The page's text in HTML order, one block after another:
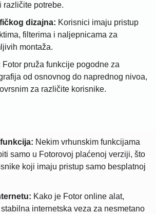
različite potrebe.
dizajna: Korisnici imaju pristup
filterima i naljepnicama za
montaža.
Fotor pruža funkcije pogodne za
od osnovnog do naprednog nivoa,
za različite korisnike.
Nekim vrhunskim funkcijama
samo u Fotorovoj plaćenoj verziji, što
koji imaju pristup samo besplatnoj
Kako je Fotor online alat,
internetska veza za nesmetano